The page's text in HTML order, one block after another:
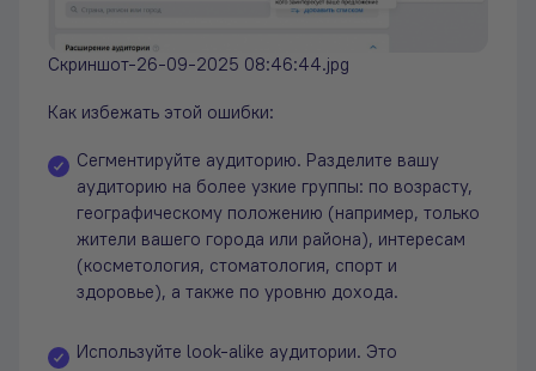
Скриншот-26-09-2025 08:46:44.jpg
Как избежать этой ошибки:
Сегментируйте аудиторию. Разделите вашу
аудиторию на более узкие группы: по возрасту,
географическому положению (например, только
жители вашего города или района), интересам
(косметология, стоматология, спорт и
здоровье), а также по уровню дохода.
Используйте look-alike аудитории. Это